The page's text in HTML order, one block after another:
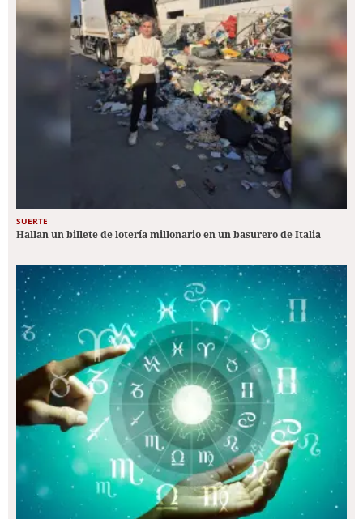
SUERTE
Hallan un billete de lotería millonario en un basurero de Italia